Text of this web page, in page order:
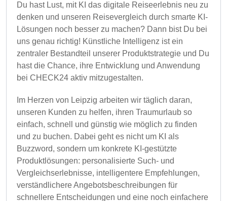
Du hast Lust, mit KI das digitale Reiseerlebnis neu zu
denken und unseren Reisevergleich durch smarte KI-
Lösungen noch besser zu machen? Dann bist Du bei
uns genau richtig! Künstliche Intelligenz ist ein
zentraler Bestandteil unserer Produktstrategie und Du
hast die Chance, ihre Entwicklung und Anwendung
bei CHECK24 aktiv mitzugestalten.
Im Herzen von Leipzig arbeiten wir täglich daran,
unseren Kunden zu helfen, ihren Traumurlaub so
einfach, schnell und günstig wie möglich zu finden
und zu buchen. Dabei geht es nicht um KI als
Buzzword, sondern um konkrete KI-gestützte
Produktlösungen: personalisierte Such- und
Vergleichserlebnisse, intelligentere Empfehlungen,
verständlichere Angebotsbeschreibungen für
schnellere Entscheidungen und eine noch einfachere